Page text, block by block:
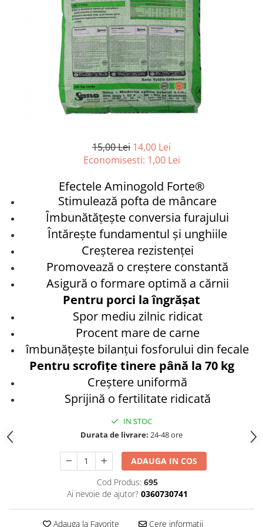
Conductori gard electric
Izolatori si accesorii gard electric
Panouri solare si baterii
Pachete complete
Produse de vinificatie
Articole pentru vinificatie
Densimetre si refractometre
Substante vinificatie
Ceaune, vase din fonta, cutite
profesionale si arzatoare
Arzatoare si accesorii
Ceaune si accesorii
Cutite profesionale abator si
Vase din fonta
Articole pentru ferma si
Accesorii de balotat
Asomatoare animale si capse
Saci de rafie, saci raschel
Casa si gradina
Capcane feromonale si lipicioase
Ingrasaminte gazon, conifere, si
Materiale de legat
Plasa plante cataratoare
Sere si solarii
15,00 Lei 14,00 Lei
Economisesti: 1,00 Lei
Efectele Aminogold Forte®
Stimulează pofta de mâncare
Îmbunătăţeşte conversia furajului
Întăreşte fundamentul şi unghiile
Creşterea rezistenţei
Promovează o creştere constantă
Asigură o formare optimă a cărnii
Pentru porci la îngrăşat
Spor mediu zilnic ridicat
Procent mare de carne
îmbunăţeşte bilanţui fosforului din fecale
Pentru scrofiţe tinere până la 70 kg
Creştere uniformă
Sprijină o fertilitate ridicată
IN STOC
Durata de livrare: 24-48 ore
ADAUGA IN COS
Cod Produs: 695
Ai nevoie de ajutor? 0360730741
Adauga la Favorite Cere informatii